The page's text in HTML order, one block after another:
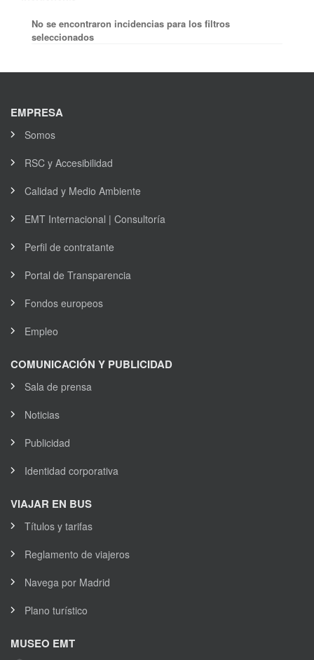
No se encontraron incidencias para los filtros
seleccionados
EMPRESA
Somos
RSC y Accesibilidad
Calidad y Medio Ambiente
EMT Internacional | Consultoría
Perfil de contratante
Portal de Transparencia
Fondos europeos
Empleo
COMUNICACIÓN Y PUBLICIDAD
Sala de prensa
Noticias
Publicidad
Identidad corporativa
VIAJAR EN BUS
Títulos y tarifas
Reglamento de viajeros
Navega por Madrid
Plano turístico
MUSEO EMT